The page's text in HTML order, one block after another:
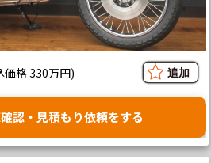
価格 330万円)
認・見積もり依頼をする